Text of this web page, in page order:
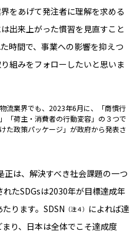
をあげて発注者に理解を求める
出来上がった慣習を見直すこと
時間で、事業への影響を抑えつ
組みをフォローしたいと思いま
流業界でも、2023年6月に、「商慣行
「荷主・消費者の行動変容」の３つで
た政策パッケージ」が政府から発表さ
は、解決すべき社会課題の一つ
たSDGsは2030年が目標達成年
ります。SDSN （注４） によれば達
り、日本は全体でこそ達成度